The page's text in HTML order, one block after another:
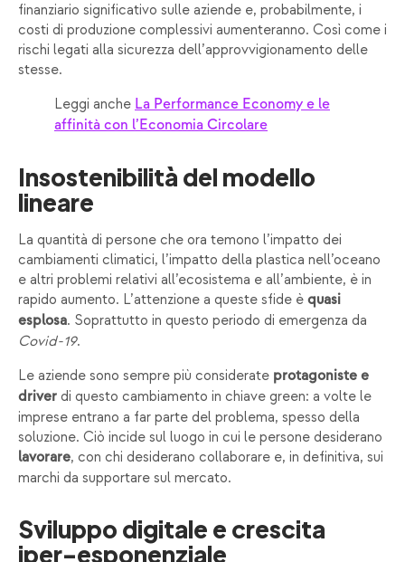
finanziario significativo sulle aziende e, probabilmente, i
costi di produzione complessivi aumenteranno. Così come i
rischi legati alla sicurezza dell’approvvigionamento delle
stesse.
Leggi anche La Performance Economy e le
affinità con l’Economia Circolare
Insostenibilità del modello
lineare
La quantità di persone che ora temono l’impatto dei
cambiamenti climatici, l’impatto della plastica nell’oceano
e altri problemi relativi all’ecosistema e all’ambiente, è in
rapido aumento. L’attenzione a queste sfide è quasi
esplosa. Soprattutto in questo periodo di emergenza da
Covid-19.
Le aziende sono sempre più considerate protagoniste e
driver di questo cambiamento in chiave green: a volte le
imprese entrano a far parte del problema, spesso della
soluzione. Ciò incide sul luogo in cui le persone desiderano
lavorare, con chi desiderano collaborare e, in definitiva, sui
marchi da supportare sul mercato.
Sviluppo digitale e crescita
iper-esponenziale